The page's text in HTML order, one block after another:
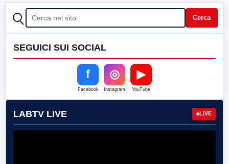
CERCA Cerca
SEGUICI SUI SOCIAL
f
Facebook
◎
Instagram
▶
YouTube
LABTV LIVE LIVE